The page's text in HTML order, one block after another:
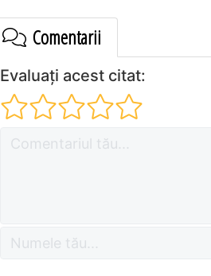
Comentarii
Evaluați acest citat: